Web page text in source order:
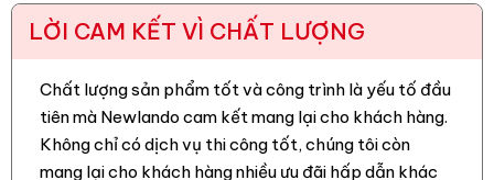
phong cách kiến trúc.
–Gạch trang trí Việt Nhậtcó khả năng chống chịu thời tiết,
bảo vệ công trình trước tác động môi trường.
– Chống thấm, chống xước, chống rêu mốc, đảm bảo độ
bền lâu dài.
LỜI CAM KẾT VÌ CHẤT LƯỢNG
Chất lượng sản phẩm tốt và công trình là yếu tố đầu
tiên mà Newlando cam kết mang lại cho khách hàng.
Không chỉ có dịch vụ thi công tốt, chúng tôi còn
mang lại cho khách hàng nhiều ưu đãi hấp dẫn khác